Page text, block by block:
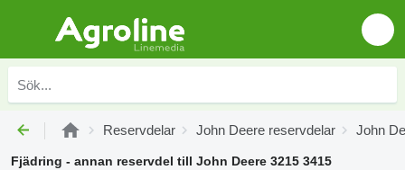
Reservdelar John Deere reservdelar John
Fjädring - annan reservdel till John Deere 3215 3415